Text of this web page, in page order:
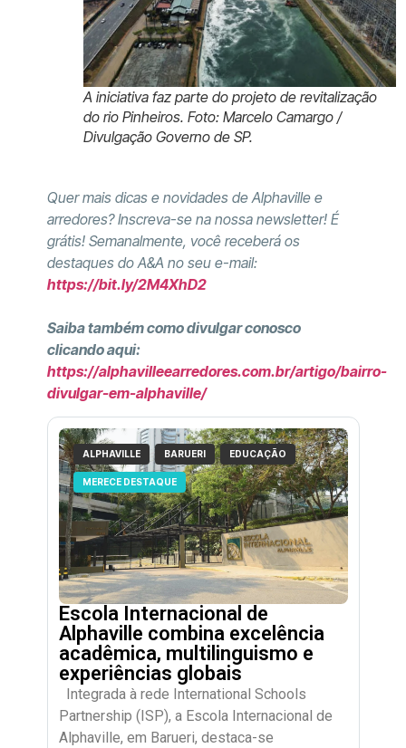
A iniciativa faz parte do projeto de revitalização
do rio Pinheiros. Foto: Marcelo Camargo /
Divulgação Governo de SP.
Quer mais dicas e novidades de Alphaville e
arredores? Inscreva-se na nossa newsletter! É
grátis! Semanalmente, você receberá os
destaques do A&A no seu e-mail:
https://bit.ly/2M4XhD2
Saiba também como divulgar conosco
clicando aqui:
https://alphavilleearredores.com.br/artigo/bairro-
divulgar-em-alphaville/
ALPHAVILLE BARUERI EDUCAÇÃO
MERECE DESTAQUE
Escola Internacional de
Alphaville combina excelência
acadêmica, multilinguismo e
experiências globais
Integrada à rede International Schools
Partnership (ISP), a Escola Internacional de
Alphaville, em Barueri, destaca-se